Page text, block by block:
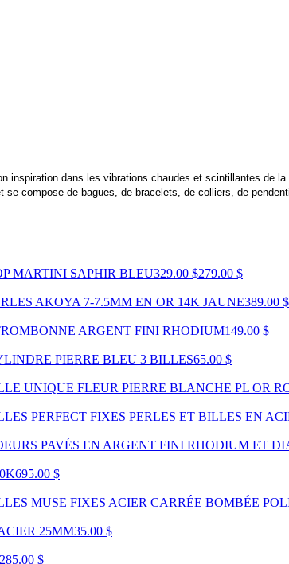
inspiration dans les vibrations chaudes et scintillantes de
compose de bagues, de bracelets, de colliers, de
MARTINI SAPHIR BLEU329.00 $279.00 $
AKOYA 7-7.5MM EN OR 14K JAUNE389.00 $
ARGENT FINI RHODIUM149.00 $
PIERRE BLEU 3 BILLES65.00 $
UNIQUE FLEUR PIERRE BLANCHE PL OR
PERFECT FIXES PERLES ET BILLES EN
PAVÉS EN ARGENT FINI RHODIUM ET
695.00 $
MUSE FIXES ACIER CARRÉE BOMBÉE
25MM35.00 $
285.00 $